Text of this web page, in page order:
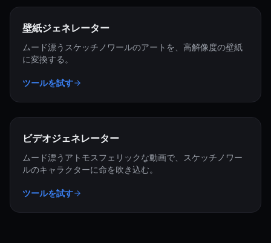
壁紙ジェネレーター
ムード漂うスケッチノワールのアートを、高解像度の壁紙
に変換する。
ツールを試す
ビデオジェネレーター
ムード漂うアトモスフェリックな動画で、スケッチノワー
ルのキャラクターに命を吹き込む。
ツールを試す